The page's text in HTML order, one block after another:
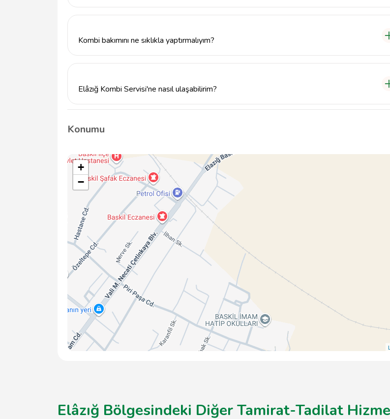
Kombi bakımını ne sıklıkla yaptırmalıyım?
Elâzığ Kombi Servisi'ne nasıl ulaşabilirim?
Elâzığ Kombi Servisi'ne 8503051860 numaralı telefondan ulaşabilir veya Baskil, Elâzığ
Konumu
+
−
Elâzığ Bölgesindeki Diğer Tamirat-Tadilat